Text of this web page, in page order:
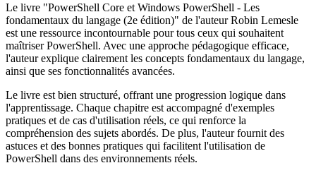
Le livre "PowerShell Core et Windows PowerShell - Les
fondamentaux du langage (2e édition)" de l'auteur Robin Lemesle
est une ressource incontournable pour tous ceux qui souhaitent
maîtriser PowerShell. Avec une approche pédagogique efficace,
l'auteur explique clairement les concepts fondamentaux du langage,
ainsi que ses fonctionnalités avancées.
Le livre est bien structuré, offrant une progression logique dans
l'apprentissage. Chaque chapitre est accompagné d'exemples
pratiques et de cas d'utilisation réels, ce qui renforce la
compréhension des sujets abordés. De plus, l'auteur fournit des
astuces et des bonnes pratiques qui facilitent l'utilisation de
PowerShell dans des environnements réels.